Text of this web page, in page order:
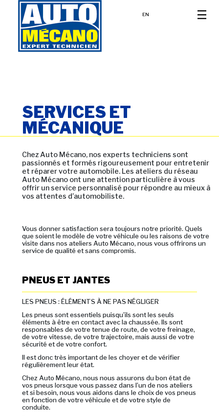
EN
SERVICES ET
MÉCANIQUE
Chez Auto Mécano, nos experts techniciens sont
passionnés et formés rigoureusement pour entretenir
et réparer votre automobile. Les ateliers du réseau
Auto Mécano ont une attention particulière à vous
offrir un service personnalisé pour répondre au mieux à
vos attentes d’automobiliste.
Vous donner satisfaction sera toujours notre priorité. Quels
que soient le modèle de votre véhicule ou les raisons de votre
visite dans nos ateliers Auto Mécano, nous vous offrirons un
service de qualité et sans compromis.
PNEUS ET JANTES
LES PNEUS : ÉLÉMENTS À NE PAS NÉGLIGER
Les pneus sont essentiels puisqu’ils sont les seuls
éléments à être en contact avec la chaussée. Ils sont
responsables de votre tenue de route, de votre freinage,
de votre vitesse, de votre trajectoire, mais aussi de votre
sécurité et de votre confort.
Il est donc très important de les choyer et de vérifier
régulièrement leur état.
Chez Auto Mécano, nous nous assurons du bon état de
vos pneus lorsque vous passez dans l’un de nos ateliers
et si besoin, nous vous aidons dans le choix de vos pneus
en fonction de votre véhicule et de votre style de
conduite.